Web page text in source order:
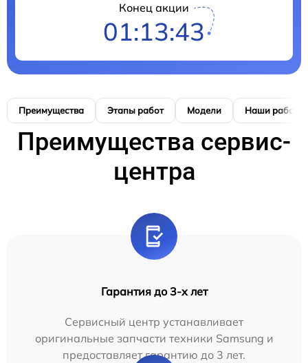
Конец акции
01:13:42
Преимущества Этапы работ Модели Наши работы
Преимущества сервис-
центра
Гарантия до 3-х лет
Сервисный центр устанавливает
оригинальные запчасти техники Samsung и
предоставляет гарантию до 3 лет.